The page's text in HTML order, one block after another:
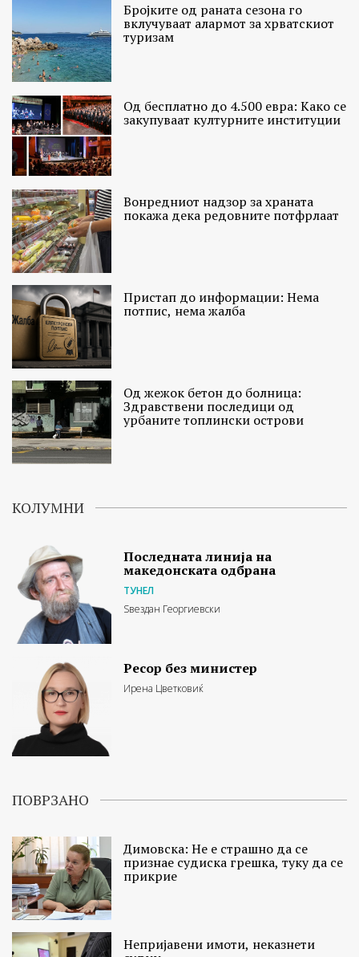
Бројките од раната сезона го
вклучуваат алармот за хрватскиот
туризам
Од бесплатно до 4.500 евра: Како се
закупуваат културните институции
Вонредниот надзор за храната
покажа дека редовните потфрлаат
Пристап до информации: Нема
потпис, нема жалба
Од жежок бетон до болница:
Здравствени последици од
урбаните топлински острови
КОЛУМНИ
Последната линија на
македонската одбрана
ТУНЕЛ
Ѕвездан Георгиевски
Ресор без министер
Ирена Цветковиќ
ПОВРЗАНО
Димовска: Не е страшно да се
признае судиска грешка, туку да се
прикрие
Непријавени имоти, неказнети